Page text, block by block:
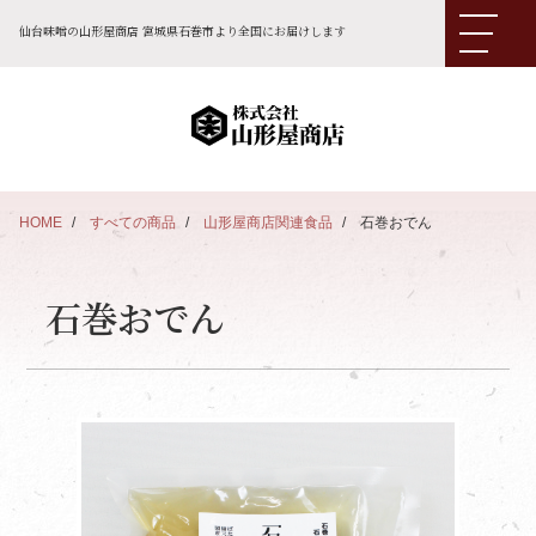
仙台味噌の山形屋商店 宮城県石巻市より全国にお届けします
HOME すべての商品 山形屋商店関連食品 石巻おでん
石巻おでん